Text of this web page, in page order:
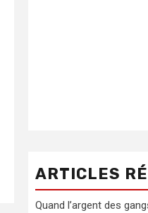
ARTICLES
Quand l’argent des